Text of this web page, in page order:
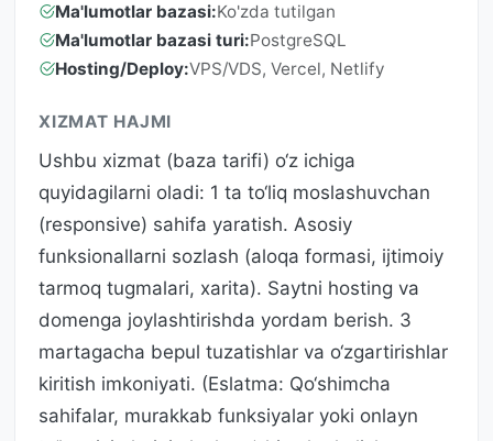
Ma'lumotlar bazasi:Ko'zda tutilgan
Ma'lumotlar bazasi turi:PostgreSQL
Hosting/Deploy:VPS/VDS, Vercel, Netlify
XIZMAT HAJMI
Ushbu xizmat (baza tarifi) o‘z ichiga
quyidagilarni oladi: 1 ta to‘liq moslashuvchan
(responsive) sahifa yaratish. Asosiy
funksionallarni sozlash (aloqa formasi, ijtimoiy
tarmoq tugmalari, xarita). Saytni hosting va
domenga joylashtirishda yordam berish. 3
martagacha bepul tuzatishlar va o‘zgartirishlar
kiritish imkoniyati. (Eslatma: Qo‘shimcha
sahifalar, murakkab funksiyalar yoki onlayn